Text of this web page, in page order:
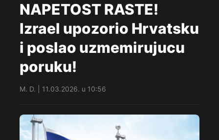
NAPETOST RASTE!
Izrael upozorio Hrvatsku
i poslao uzmemirujucu
poruku!
M. D. | 11.03.2026. u 10:56